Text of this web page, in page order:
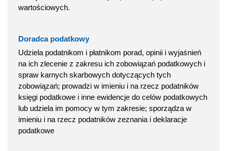
wartościowych.
Doradca podatkowy
Udziela podatnikom i płatnikom porad, opinii i wyjaśnień
na ich zlecenie z zakresu ich zobowiązań podatkowych i
spraw karnych skarbowych dotyczących tych
zobowiązań; prowadzi w imieniu i na rzecz podatników
księgi podatkowe i inne ewidencje do celów podatkowych
lub udziela im pomocy w tym zakresie; sporządza w
imieniu i na rzecz podatników zeznania i deklaracje
podatkowe